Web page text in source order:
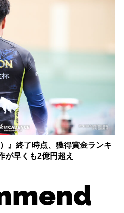
』終了時点、獲得賞金ランキ
が早くも2億円超え